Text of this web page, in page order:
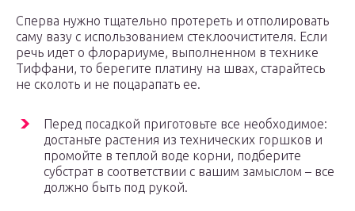
Сперва нужно тщательно протереть и отполировать
саму вазу с использованием стеклоочистителя. Если
речь идет о флорариуме, выполненном в технике
Тиффани, то берегите платину на швах, старайтесь
не сколоть и не поцарапать ее.
Перед посадкой приготовьте все необходимое:
достаньте растения из технических горшков и
промойте в теплой воде корни, подберите
субстрат в соответствии с вашим замыслом – все
должно быть под рукой.